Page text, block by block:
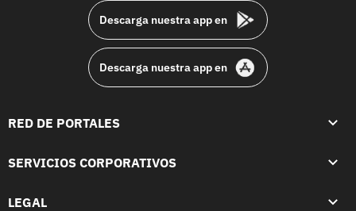
Descarga nuestra app en
Descarga nuestra app en
RED DE PORTALES
SERVICIOS CORPORATIVOS
LEGAL